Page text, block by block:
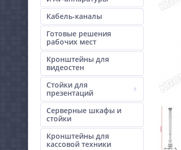
Кабель-каналы
Готовые решения
рабочих мест
Кронштейны для
видеостен
Стойки для
презентаций
Серверные шкафы и
стойки
Кронштейны для
кассовой техники